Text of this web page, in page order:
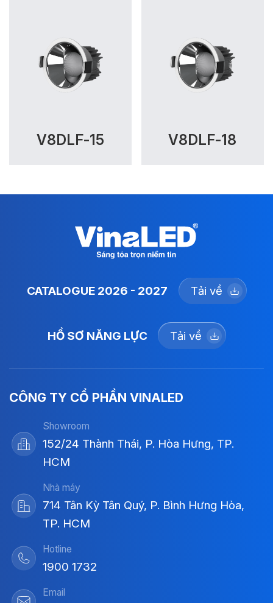
V8DLF-15 V8DLF-18
CATALOGUE 2026 - 2027 Tải về
HỒ SƠ NĂNG LỰC Tải về
CÔNG TY CỔ PHẦN VINALED
Showroom
152/24 Thành Thái, P. Hòa Hưng, TP.
HCM
Nhà máy
714 Tân Kỳ Tân Quý, P. Bình Hưng Hòa,
TP. HCM
Hotline
1900 1732
Email